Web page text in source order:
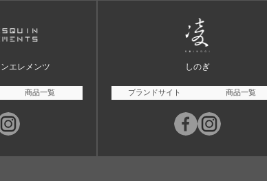
エレメンツ
商品一覧
しのぎ
ブランドサイト 商品一覧